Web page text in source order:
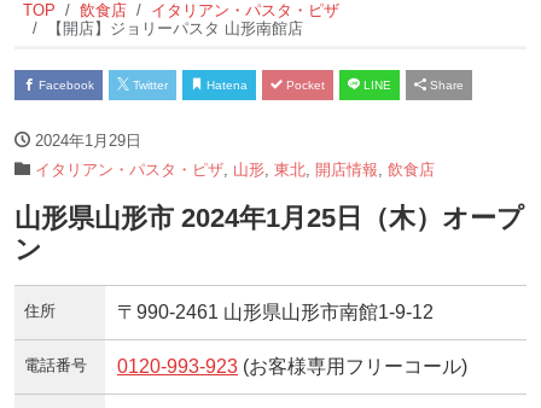
TOP 飲食店
イタリアン・パスタ・ピザ
【開店】ジョリーパスタ 山形南館店
Facebook Twitter Hatena Pocket LINE Share
2024年1月29日
イタリアン・パスタ・ピザ 山形 東北 開店情報 飲食店
山形県山形市 2024年1月25日（木）オープ
ン
住所 〒990-2461 山形県山形市南館1-9-12
電話番号 0120-993-923 (お客様専用フリーコール)